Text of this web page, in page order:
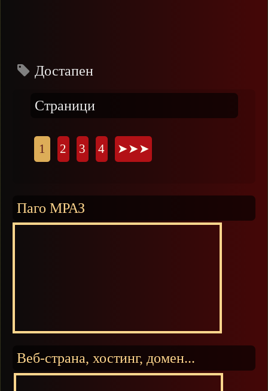
Достапен
Страници
1 2 3 4 ➤➤➤
Паго МРАЗ
Веб-страна, хостинг, домен...